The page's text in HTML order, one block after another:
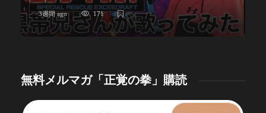
3週間 ago 171
無料メルマガ「正覚の拳」購読